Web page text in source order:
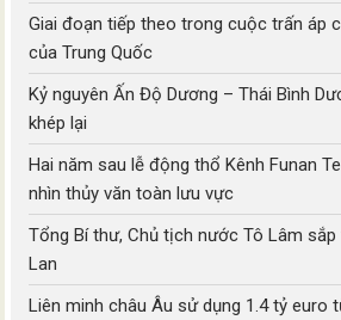
Giai đoạn tiếp theo trong cuộc trấn áp
của Trung Quốc
Kỷ nguyên Ấn Độ Dương – Thái Bình
khép lại
Hai năm sau lễ động thổ Kênh Funan
nhìn thủy văn toàn lưu vực
Tổng Bí thư, Chủ tịch nước Tô Lâm sắp
Lan
Liên minh châu Âu sử dụng 1.4 tỷ euro